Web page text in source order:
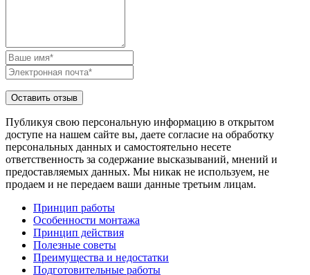
Публикуя свою персональную информацию в открытом
доступе на нашем сайте вы, даете согласие на обработку
персональных данных и самостоятельно несете
ответственность за содержание высказываний, мнений и
предоставляемых данных. Мы никак не используем, не
продаем и не передаем ваши данные третьим лицам.
Принцип работы
Особенности монтажа
Принцип действия
Полезные советы
Преимущества и недостатки
Подготовительные работы